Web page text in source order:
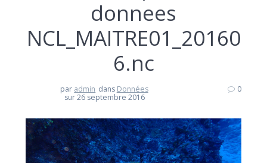
donnees
NCL_MAITRE01_20160
6.nc
par admin dans Données
sur 26 septembre 2016
0